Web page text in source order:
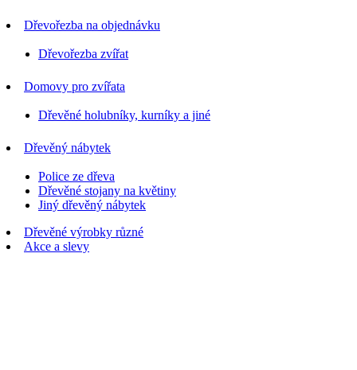
Dřevořezba na objednávku
Dřevořezba zvířat
Domovy pro zvířata
Dřevěné holubníky, kurníky a jiné
Dřevěný nábytek
Police ze dřeva
Dřevěné stojany na květiny
Jiný dřevěný nábytek
Dřevěné výrobky různé
Akce a slevy